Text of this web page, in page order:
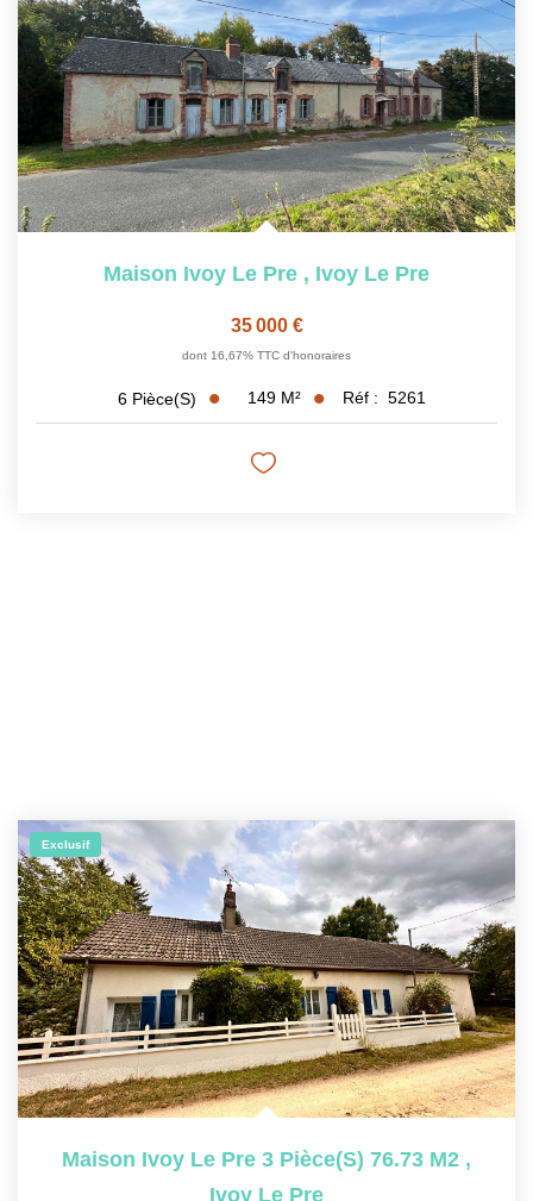
Maison Ivoy Le Pre , Ivoy Le Pre
35 000 €
dont 16,67% TTC d'honoraires
6 Pièce(s) 149 M² Réf : 5261
Exclusif
Maison Ivoy Le Pre 3 Pièce(s) 76.73 M2 ,
Ivoy Le Pre